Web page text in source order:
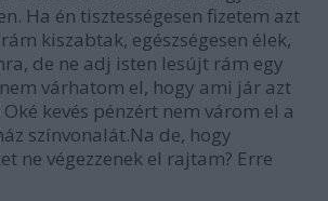
Ha én tisztességesen fizetem azt
kiszabtak, egészségesen élek,
de ne adj isten lesújt rám egy
várhatom el, hogy ami jár azt
kevés pénzért nem várom el a
színvonalát.Na de, hogy
ne végezzenek el rajtam? Erre